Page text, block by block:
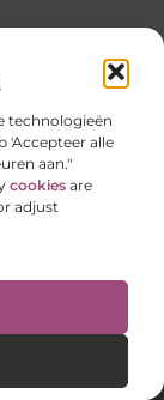
technologieën
'Accepteer alle
aan."
cookies are
adjust
door